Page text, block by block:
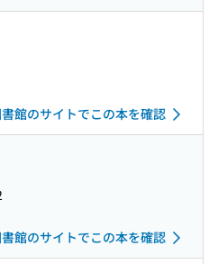
館のサイトでこの本を確認
館のサイトでこの本を確認